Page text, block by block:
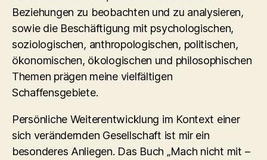
Beziehungen zu beobachten und zu analysieren,
sowie die Beschäftigung mit psychologischen,
soziologischen, anthropologischen, politischen,
ökonomischen, ökologischen und philosophischen
Themen prägen meine vielfältigen
Schaffensgebiete.
Persönliche Weiterentwicklung im Kontext einer
sich verändernden Gesellschaft ist mir ein
besonderes Anliegen. Das Buch „Mach nicht mit –